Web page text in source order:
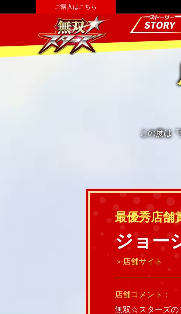
ご購入はこちら
この度は
最優秀店舗
ジョー
＞店舗サイト
店舗コメント：
無双☆スターズの